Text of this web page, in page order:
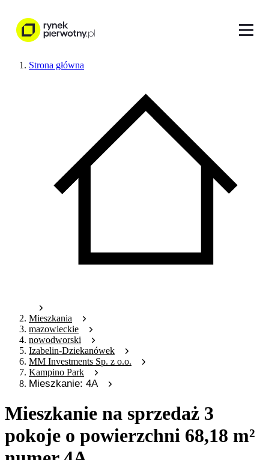
Strona główna
Mieszkania
mazowieckie
nowodworski
Izabelin-Dziekanówek
MM Investments Sp. z o.o.
Kampino Park
Mieszkanie: 4A
Mieszkanie na sprzedaż 3
pokoje o powierzchni 68,18 m²